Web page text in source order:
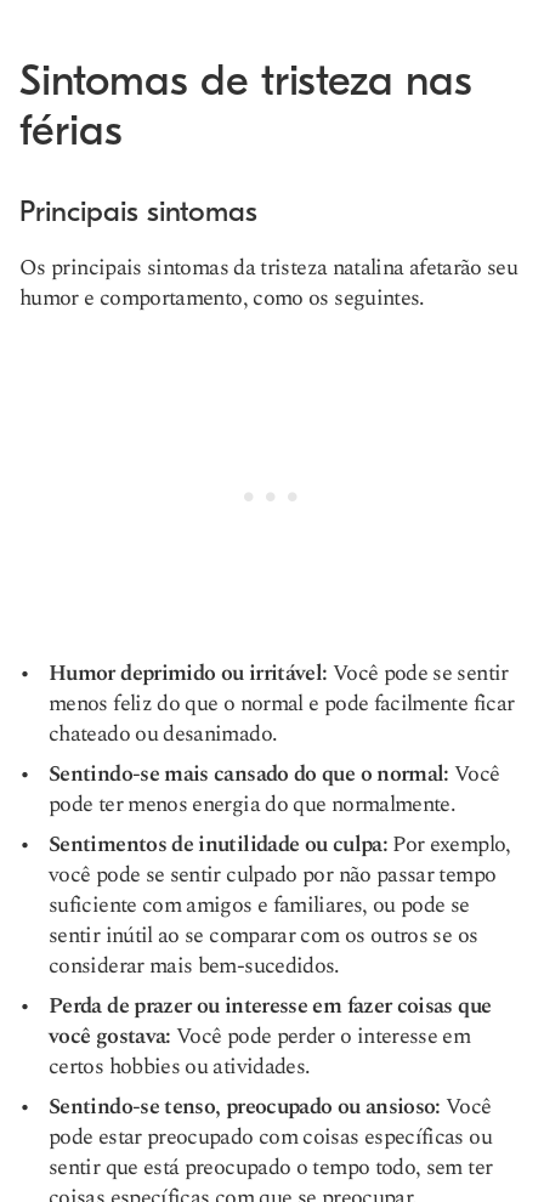
Sintomas de tristeza nas
férias
Principais sintomas
Os principais sintomas da tristeza natalina afetarão seu
humor e comportamento, como os seguintes.
Humor deprimido ou irritável:Você pode se sentir
menos feliz do que o normal e pode facilmente ficar
chateado ou desanimado.
Sentindo-se mais cansado do que o normal:Você
pode ter menos energia do que normalmente.
Sentimentos de inutilidade ou culpa:Por exemplo,
você pode se sentir culpado por não passar tempo
suficiente com amigos e familiares, ou pode se
sentir inútil ao se comparar com os outros se os
considerar mais bem-sucedidos.
Perda de prazer ou interesse em fazer coisas que
você gostava:Você pode perder o interesse em
certos hobbies ou atividades.
Sentindo-se tenso, preocupado ou ansioso:Você
pode estar preocupado com coisas específicas ou
sentir que está preocupado o tempo todo, sem ter